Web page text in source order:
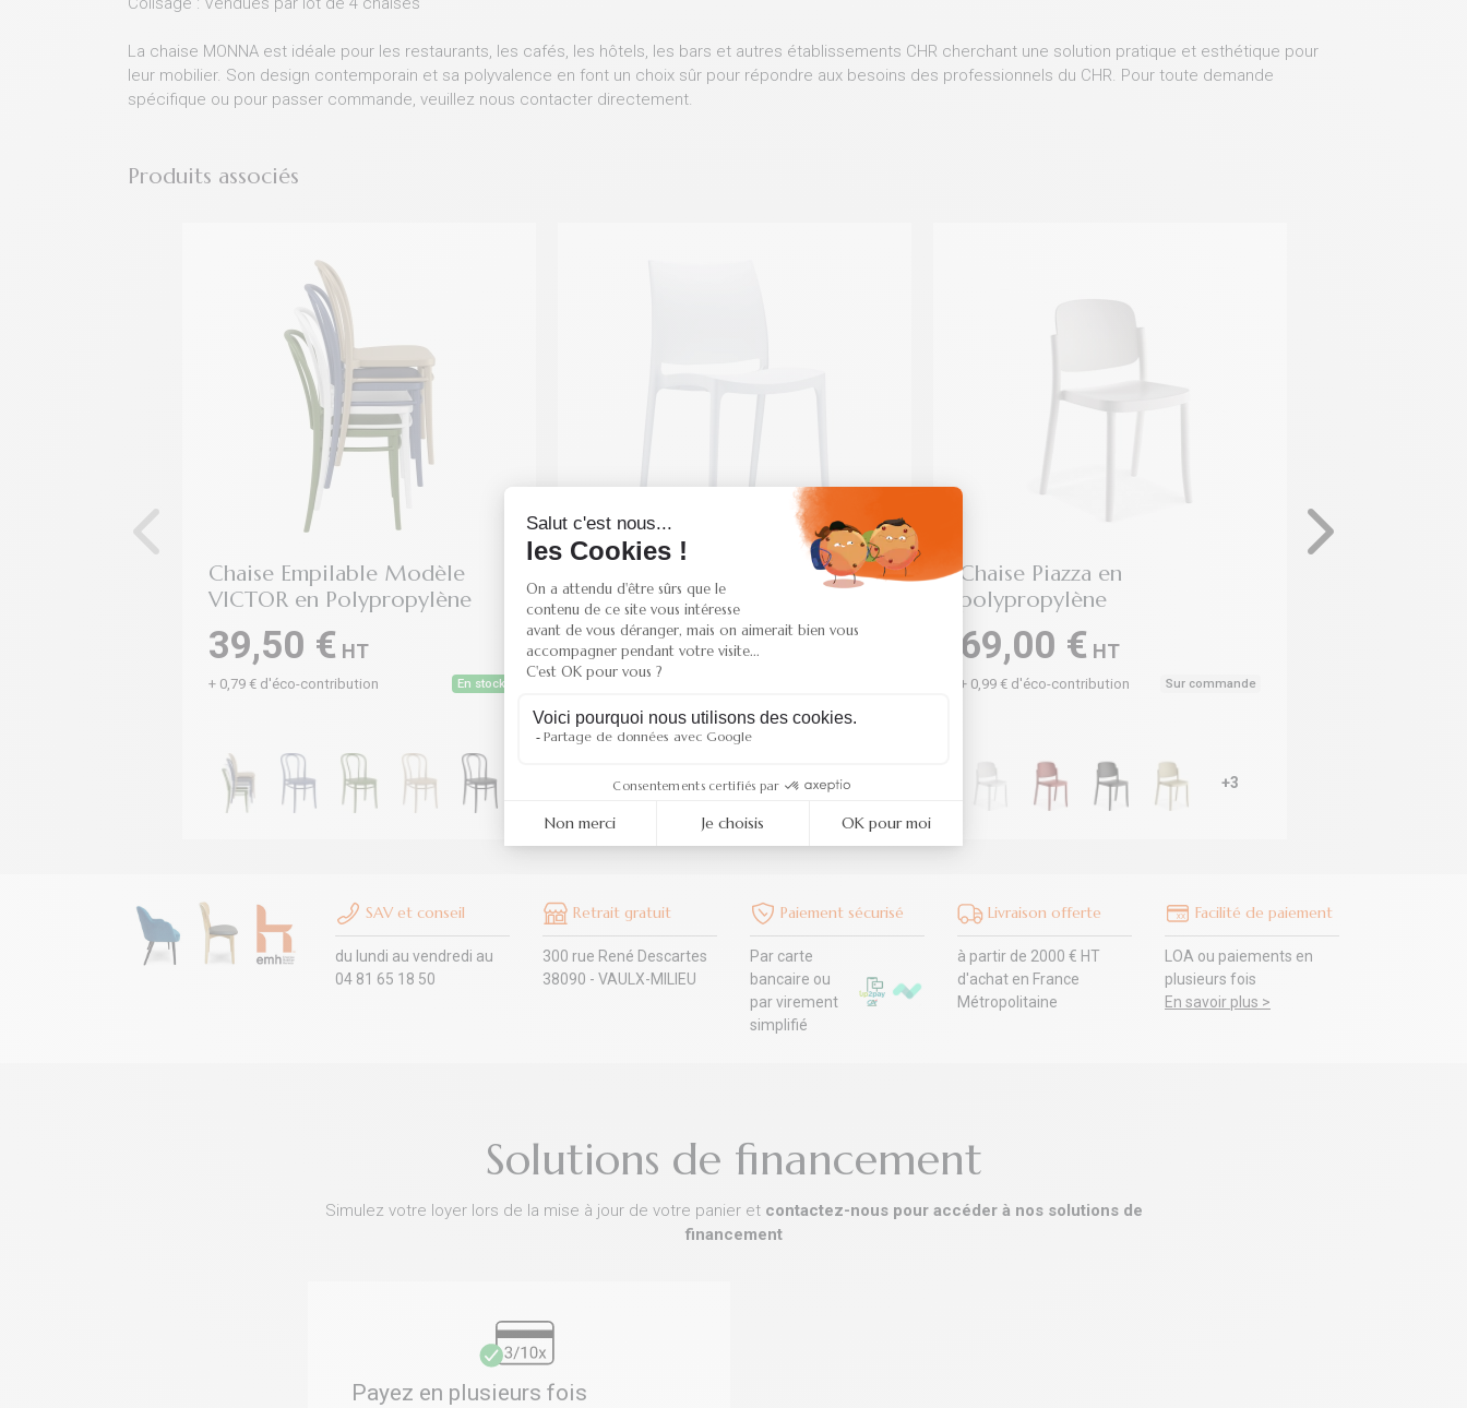
La chaise MONNA est idéale pour les restaurants, les cafés, les hôtels, les bars et autres établissements CHR cherchant une solution pratique et esthétique pour
leur mobilier. Son design contemporain et sa polyvalence en font un choix sûr pour répondre aux besoins des professionnels du CHR. Pour toute demande
spécifique ou pour passer commande, veuillez nous contacter directement.
Produits associés
Chaise Empilable Modèle
VICTOR en Polypropylène
39,50 € HT
+ 0,79 € d'éco-contribution En stock
Chaise empilable modèle
NOVA en Polypropylène
32,90 €HT
+ 0,72 € d'éco-contribution
+3
Chaise Piazza en
polypropylène
69,00 € HT
+ 0,99 € d'éco-contribution Sur commande
+3
SAV et conseil
du lundi au vendredi au
04 81 65 18 50
Retrait gratuit
300 rue René Descartes
38090 - VAULX-MILIEU
Paiement sécurisé
Par carte
bancaire ou
par virement
simplifié
Livraison offerte
à partir de 2000 € HT
d'achat en France
Métropolitaine
Facilité de paiement
LOA ou paiements en
plusieurs fois
En savoir plus >
Solutions de financement
Simulez votre loyer lors de la mise à jour de votre panier et contactez-nous pour accéder à nos solutions de
financement
Payez en plusieurs fois